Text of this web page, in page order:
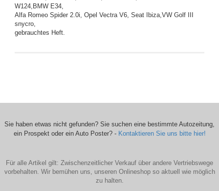
W124,BMW E34,
Alfa Romeo Spider 2.0i, Opel Vectra V6, Seat Ibiza,VW Golf III
snycro,
gebrauchtes Heft.
Sie haben etwas nicht gefunden? Sie suchen eine bestimmte Autozeitung,
ein Prospekt oder ein Auto Poster? - Kontaktieren Sie uns bitte hier!
Für alle Artikel gilt: Zwischenzeitlicher Verkauf über andere Vertriebswege
vorbehalten. Wir bemühen uns, unseren Onlineshop so aktuell wie möglich
zu halten.